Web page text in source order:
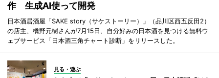
作 生成AI使って開発
日本酒居酒屋「SAKE story（サケストーリー）」（品川区西五反田2）
の店主、橋野元樹さんが7月15日、自分好みの日本酒を見つける無料ウ
ェブサービス「日本酒三角チャート診断」をリリースした。
見る・遊ぶ